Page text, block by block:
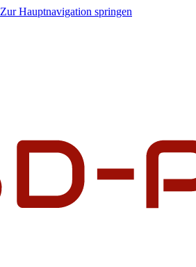
Zur Hauptnavigation springen